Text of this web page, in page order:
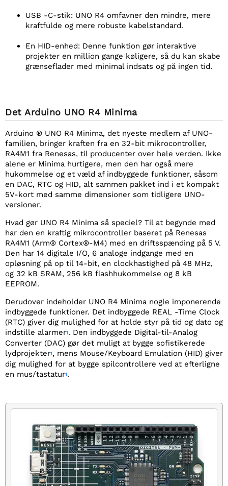
USB -C-stik: UNO R4 omfavner den mindre, mere
kraftfulde og mere robuste kabelstandard.
En HID-enhed: Denne funktion gør interaktive
projekter en million gange køligere, så du kan skabe
grænseflader med minimal indsats og på ingen tid.
Det Arduino UNO R4 Minima
Arduino ® UNO R4 Minima, det nyeste medlem af UNO-
familien, bringer kraften fra en 32-bit mikrocontroller,
RA4M1 fra Renesas, til producenter over hele verden. Ikke
alene er Minima hurtigere, men den har også mere
hukommelse og et væld af indbyggede funktioner, såsom
en DAC, RTC og HID, alt sammen pakket ind i et kompakt
5V-kort med samme dimensioner som tidligere UNO-
versioner.
Hvad gør UNO R4 Minima så speciel? Til at begynde med
har den en kraftig mikrocontroller baseret på Renesas
RA4M1 (Arm® Cortex®-M4) med en driftsspænding på 5 V.
Den har 14 digitale I/O, 6 analoge indgange med en
opløsning på op til 14-bit, en clockhastighed på 48 MHz,
og 32 kB SRAM, 256 kB flashhukommelse og 8 kB
EEPROM.
Derudover indeholder UNO R4 Minima nogle imponerende
indbyggede funktioner. Det indbyggede REAL -Time Clock
(RTC) giver dig mulighed for at holde styr på tid og dato og
indstille alarmer1. Den indbyggede Digital-til-Analog
Converter (DAC) gør det muligt at bygge sofistikerede
lydprojekter​1​, mens Mouse/Keyboard Emulation (HID) giver
dig mulighed for at bygge spilcontrollere ved at efterligne
en mus/tastatur​1​.